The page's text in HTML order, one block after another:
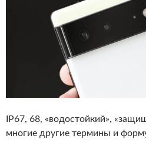
IP67, 68, «водостойкий»,
многие другие термины и